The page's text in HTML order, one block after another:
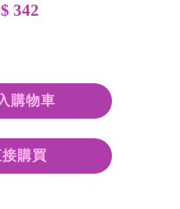
342
購物車
購買